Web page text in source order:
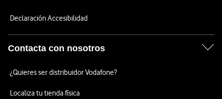
Declaración Accesibilidad
Contacta con nosotros
¿Quieres ser distribuidor Vodafone?
Localiza tu tienda física